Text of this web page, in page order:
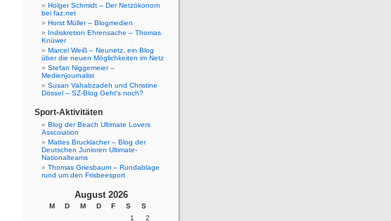
Holger Schmidt – Der Netzökonom
bei faz.net
Horst Müller – Blogmedien
Indiskretion Ehrensache – Thomas
Knüwer
Marcel Weiß – Neunetz, ein Blog
über die neuen Möglichkeiten im Netz
Stefan Niggemeier –
Medienjournalist
Susan Vahabzadeh und Christine
Dössel – SZ-Blog Geht's noch?
Sport-Aktivitäten
Blog der Beach Ultimate Lovers
Asscoiation
Mattes Brucklacher – Blog der
Deutschen Junioren Ultimate-
Nationalteams
Thomas Griesbaum – Rundablage
rund um den Frisbeesport
August 2026
M D M D F S S
1
2